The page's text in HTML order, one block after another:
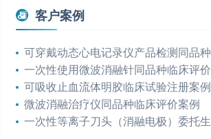
客户案例
可穿戴动态心电记录仪产品检测同品
一次性使用微波消融针同品种临床评
可吸收止血流体明胶临床试验注册案例
微波消融治疗仪同品种临床评价案例
一次性等离子刀头（消融电极）委托